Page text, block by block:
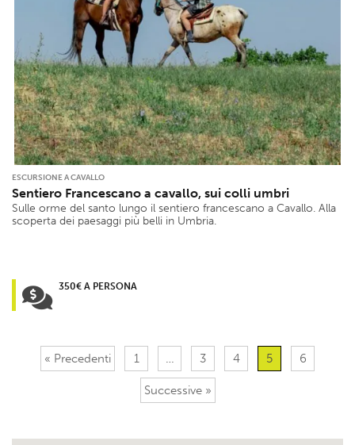
ESCURSIONE A CAVALLO
Sentiero Francescano a cavallo, sui colli umbri
Sulle orme del santo lungo il sentiero francescano a Cavallo. Alla
scoperta dei paesaggi più belli in Umbria.
350€ A PERSONA
« Precedenti 1 … 3 4 5 6
Successive »